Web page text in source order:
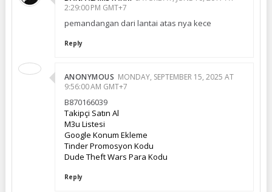
2:29:00 PM GMT+7
pemandangan dari lantai atas nya kece
Reply
ANONYMOUS MONDAY, SEPTEMBER 15, 2025 AT
9:56:00 AM GMT+7
B870166039
Takipçi Satın Al
M3u Listesi
Google Konum Ekleme
Tinder Promosyon Kodu
Dude Theft Wars Para Kodu
Reply